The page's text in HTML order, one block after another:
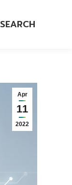
SEARCH
Apr
11
2022